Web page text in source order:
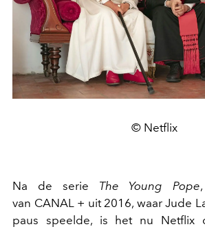
© Netflix
Na de serie The Young Pope
van CANAL + uit 2016, waar Jude
paus speelde, is het nu Netflix